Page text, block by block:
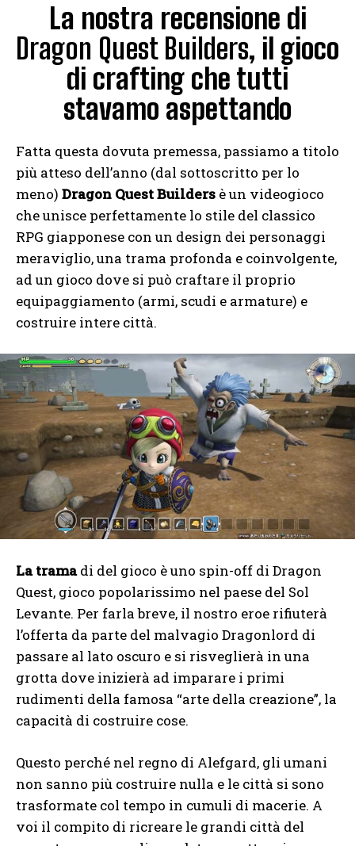
La nostra recensione di
Dragon Quest Builders, il gioco
di crafting che tutti
stavamo aspettando
Fatta questa dovuta premessa, passiamo a titolo
più atteso dell’anno (dal sottoscritto per lo
meno) Dragon Quest Builders è un videogioco
che unisce perfettamente lo stile del classico
RPG giapponese con un design dei personaggi
meraviglio, una trama profonda e coinvolgente,
ad un gioco dove si può craftare il proprio
equipaggiamento (armi, scudi e armature) e
costruire intere città.
La tramadi del gioco è uno spin-off di Dragon
Quest, gioco popolarissimo nel paese del Sol
Levante. Per farla breve, il nostro eroe rifiuterà
l’offerta da parte del malvagio Dragonlord di
passare al lato oscuro e si risveglierà in una
grotta dove inizierà ad imparare i primi
rudimenti della famosa “arte della creazione”, la
capacità di costruire cose.
Questo perché nel regno di Alefgard, gli umani
non sanno più costruire nulla e le città si sono
trasformate col tempo in cumuli di macerie. A
voi il compito di ricreare le grandi città del